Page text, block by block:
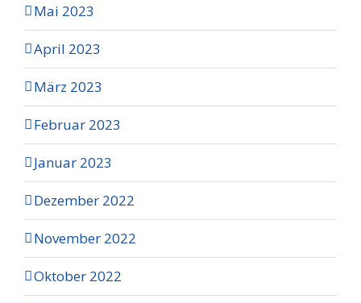
Mai 2023
April 2023
März 2023
Februar 2023
Januar 2023
Dezember 2022
November 2022
Oktober 2022